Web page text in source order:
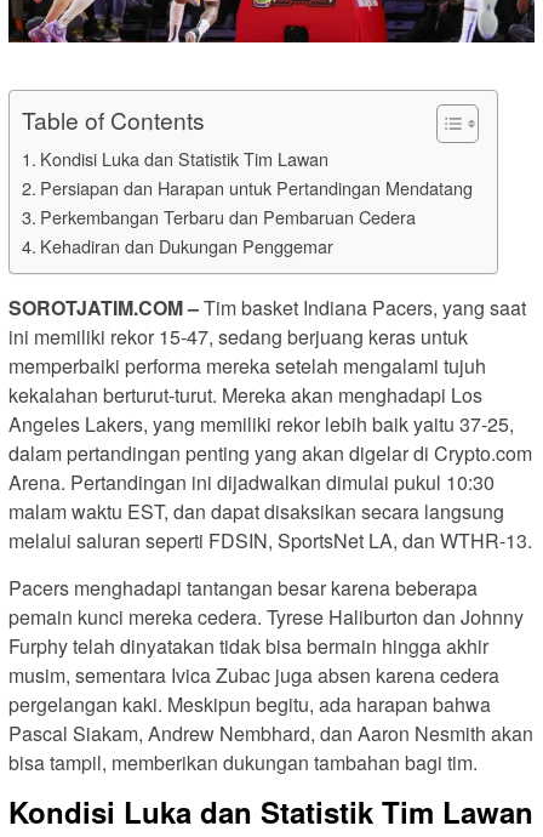
Table of Contents
Kondisi Luka dan Statistik Tim Lawan
Persiapan dan Harapan untuk Pertandingan Mendatang
Perkembangan Terbaru dan Pembaruan Cedera
Kehadiran dan Dukungan Penggemar
SOROTJATIM.COM –Tim basket Indiana Pacers, yang saat
ini memiliki rekor 15-47, sedang berjuang keras untuk
memperbaiki performa mereka setelah mengalami tujuh
kekalahan berturut-turut. Mereka akan menghadapi Los
Angeles Lakers, yang memiliki rekor lebih baik yaitu 37-25,
dalam pertandingan penting yang akan digelar di Crypto.com
Arena. Pertandingan ini dijadwalkan dimulai pukul 10:30
malam waktu EST, dan dapat disaksikan secara langsung
melalui saluran seperti FDSIN, SportsNet LA, dan WTHR-13.
Pacers menghadapi tantangan besar karena beberapa
pemain kunci mereka cedera. Tyrese Haliburton dan Johnny
Furphy telah dinyatakan tidak bisa bermain hingga akhir
musim, sementara Ivica Zubac juga absen karena cedera
pergelangan kaki. Meskipun begitu, ada harapan bahwa
Pascal Siakam, Andrew Nembhard, dan Aaron Nesmith akan
bisa tampil, memberikan dukungan tambahan bagi tim.
Kondisi Luka dan Statistik Tim Lawan